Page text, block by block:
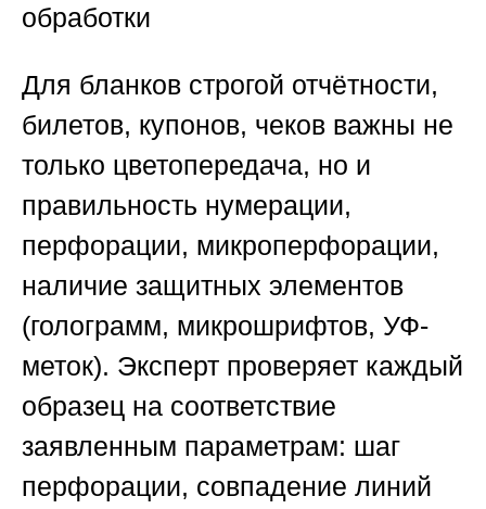
обработки
Для бланков строгой отчётности,
билетов, купонов, чеков важны не
только цветопередача, но и
правильность нумерации,
перфорации, микроперфорации,
наличие защитных элементов
(голограмм, микрошрифтов, УФ-
меток). Эксперт проверяет каждый
образец на соответствие
заявленным параметрам: шаг
перфорации, совпадение линий